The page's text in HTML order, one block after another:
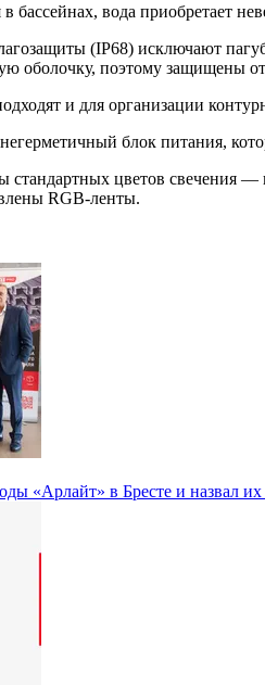
вода приобретает
(IP68) исключают
оболочку, поэтому защищены
и для организации
блок питания,
стандартных цветов свечения —
RGB-ленты.
«Арлайт» в Бресте и назвал